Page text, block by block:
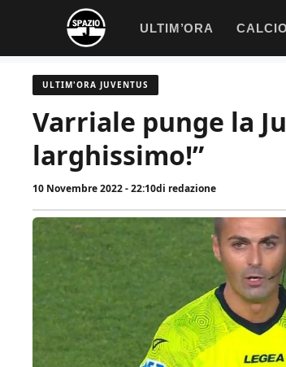
contenuto
ULTIM’ORA
ULTIM'ORA JUVENTUS
Varriale punge la
larghissimo!”
10 Novembre 2022 - 22:10di redazione